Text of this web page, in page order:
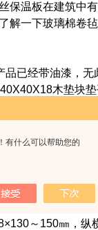
有什么可以帮助您的
温板在建筑中有
解一下玻璃棉卷
已经带油漆，无
木垫块垫
。厂家木龙骨及
要求，现场施工
龙骨木的位置
。
固定，予埋螺栓
～150㎜ ，纵